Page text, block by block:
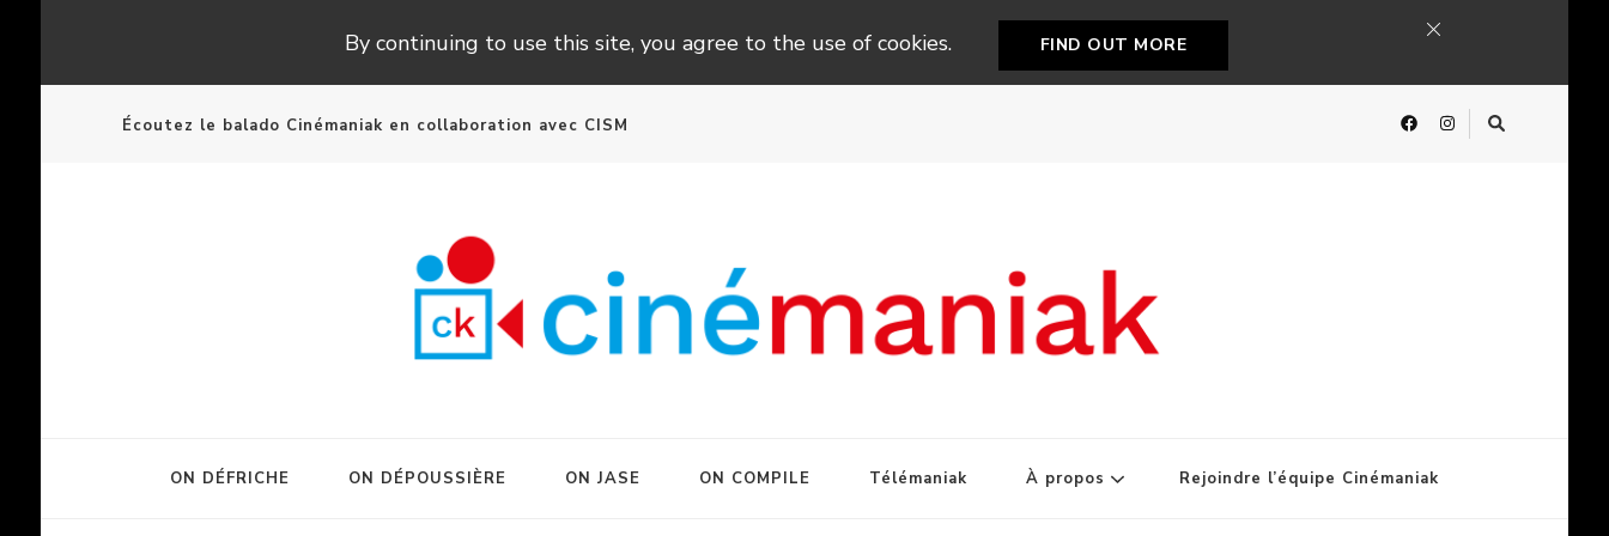
By continuing to use this site, you agree to the use of cookies. FIND OUT MORE
Écoutez le balado Cinémaniak en collaboration avec CISM
ON DÉFRICHE ON DÉPOUSSIÈRE ON JASE ON COMPILE Télémaniak À propos Rejoindre l’équipe Cinémaniak